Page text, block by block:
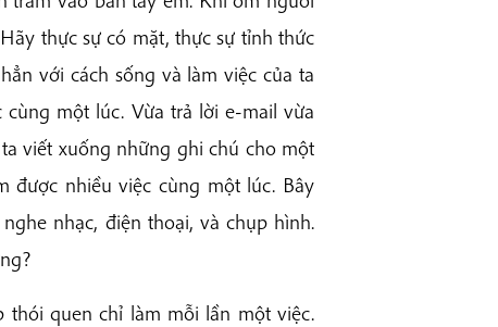
thực sự có mặt, thực sự tỉnh thức
với cách sống và làm việc của ta
một lúc. Vừa trả lời e-mail vừa
viết xuống những ghi chú cho một
được nhiều việc cùng một lúc. Bây
nhạc, điện thoại, và chụp hình.
thói quen chỉ làm mỗi lần một việc.